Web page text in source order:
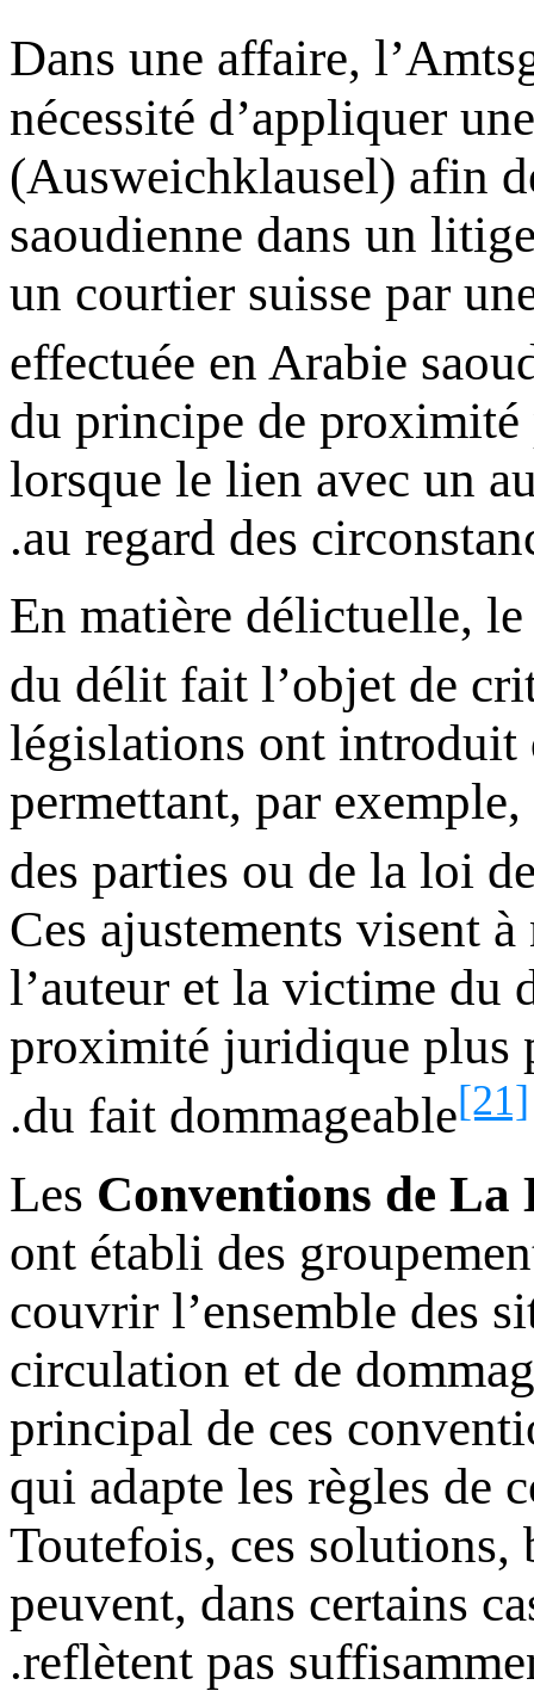
Dans une affaire,
nécessité d’appliquer
(Ausweichklausel) afin
saoudienne dans un
un courtier suisse par
effectuée en Arabie
du principe de
lorsque le lien avec un
au regard des
-En matière délictuelle,
du délit fait l’objet de
législations ont introduit
permettant, par
des parties ou de la loi
Ces ajustements visent
l’auteur et la victime du
proximité juridique plus
du fait dommageable[21]
.
Les Conventions de La
ont établi des
couvrir l’ensemble des
circulation et de
principal de ces
qui adapte les règles de
Toutefois, ces solutions,
peuvent, dans certains
reflètent pas